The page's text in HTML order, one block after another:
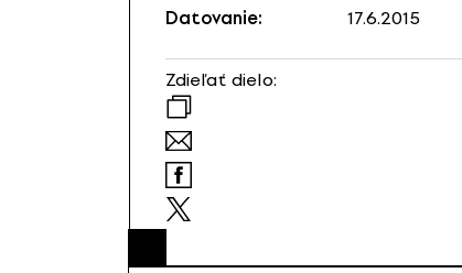
Datovanie:
17.6.2015
Zdieľať dielo: